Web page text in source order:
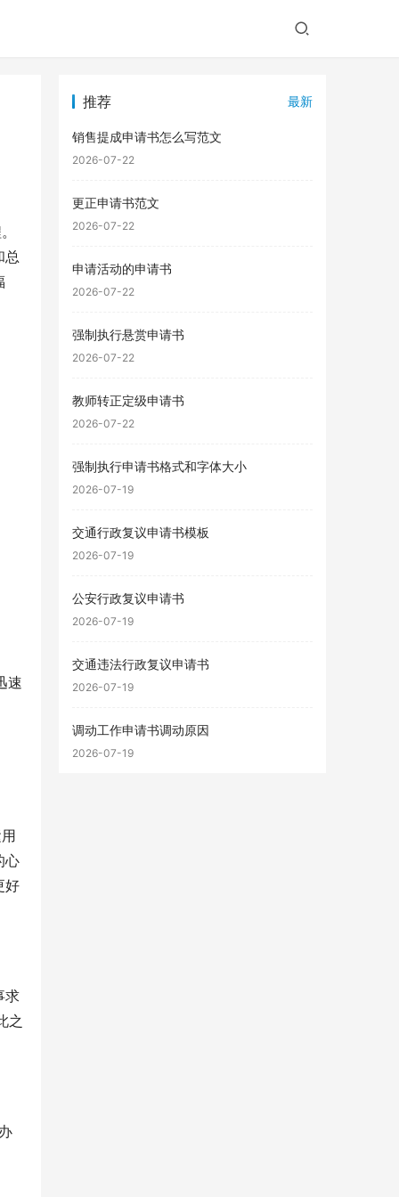
总
速
心
好
求
之
推荐 最新
销售提成申请书怎么写范文
2026-07-22
更正申请书范文
2026-07-22
申请活动的申请书
2026-07-22
强制执行悬赏申请书
2026-07-22
教师转正定级申请书
2026-07-22
强制执行申请书格式和字体大小
2026-07-19
交通行政复议申请书模板
2026-07-19
公安行政复议申请书
2026-07-19
交通违法行政复议申请书
2026-07-19
调动工作申请书调动原因
2026-07-19